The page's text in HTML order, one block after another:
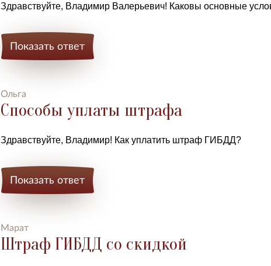
Здравствуйте, Владимир Валерьевич! Каковы основные
Показать ответ
Ольга
Способы уплаты штрафа
Здравствуйте, Владимир! Как уплатить штраф ГИБДД?
Показать ответ
Марат
Штраф ГИБДД со скидкой